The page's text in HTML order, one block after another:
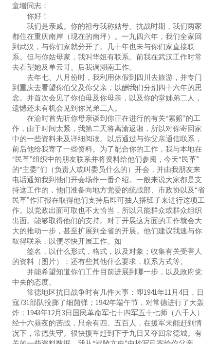
童增同志：
你好！
我们是亲戚。你的祖母我称姑母。抗战时期，我们两家
都住在重庆南岸（现在的南坪）。一九四六年，我们全家回
到武汉，与你们家就分开了。几十年也未与你们家直接联
系。但与你姑母家，我叫华姐有联系。前我在武汉工作时常
去看望她及单云哥。后我调湖南工作。
去年七、八月份时，我利用休假到四川去旅游，并专门
到重庆去看望你伯父及你父亲，以酬我们分别四十六年的思
念。并首次会见了你伯母及你母亲，以及你的堂姊弟二人，
遗憾还未有机会见到你兄弟二人。
在渝时首先听你母亲谈到你正在进行的有关“索赔”的工
作，由于时间太紧，我第二天将离渝返湘，所以对你寄回家
中的一些资料未及详细阅读。以后通过与你父亲通信联系，
前后他给我寄了一些资料。为了配合你的工作，我与本地在
“民革”组织中的朋友联系并将资料给他们参阅，今天“民革”
的“主委”们（负责人或叫委员什么的）开会，并由我朋友来
电话通知我到他们开会场作一番介绍。一般来说大家都是支
持这工作的，他们准备向地方党委的统战部、市政协以及“省
民革”作汇报在取得他们支持后即可抽人搭班子来进行这项工
作。以党政出面可取也不太恰当，所以只能群众或群众组织
出面。能够取得他们的支持。对于开展这方面的工作就会大
大的推动一步，甚至扩展到全省的开展。他们建议我速与你
取得联系，以便尽快开展工作。如
签名，以什么形式，格式，以及对象；收集有关受害人
的资料（图片）；还有些其他什么要求，联系方式等。
并能希望知道你们工作目前进展到哪一步，以及政府党
中央的态度。
常德地区抗日战争时有几件大事：即1941年11月4日，日
寇731部队投掷了细菌弹；1942年端午节，对常德进行了大轰
炸；1943年12月3日国民革命军七十四军五十七师（八千人）
经十六昼夜的苦战，只余有四、五百人，在援军未能赶到情
况下，常德失守。很快援军赶到下于九日又夺回常德城。有